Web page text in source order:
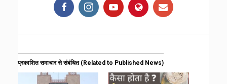
प्रकाशित समाचार से संबंधित (Related to Published News)